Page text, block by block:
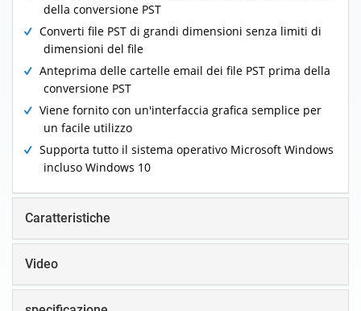
della conversione PST
Converti file PST di grandi dimensioni senza limiti di
dimensioni del file
Anteprima delle cartelle email dei file PST prima della
conversione PST
Viene fornito con un'interfaccia grafica semplice per
un facile utilizzo
Supporta tutto il sistema operativo Microsoft Windows
incluso Windows 10
Caratteristiche
Video